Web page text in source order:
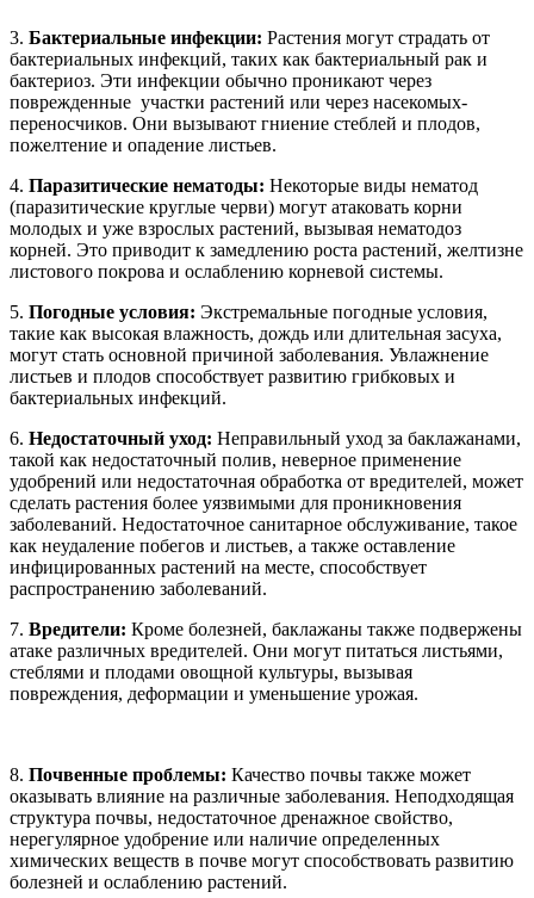
3. Бактериальные инфекции: Растения могут страдать от
бактериальных инфекций, таких как бактериальный рак и
бактериоз. Эти инфекции обычно проникают через
поврежденные участки растений или через насекомых-
переносчиков. Они вызывают гниение стеблей и плодов,
пожелтение и опадение листьев.
4. Паразитические нематоды: Некоторые виды нематод
(паразитические круглые черви) могут атаковать корни
молодых и уже взрослых растений, вызывая нематодоз
корней. Это приводит к замедлению роста растений, желтизне
листового покрова и ослаблению корневой системы.
5. Погодные условия: Экстремальные погодные условия,
такие как высокая влажность, дождь или длительная засуха,
могут стать основной причиной заболевания. Увлажнение
листьев и плодов способствует развитию грибковых и
бактериальных инфекций.
6. Недостаточный уход: Неправильный уход за баклажанами,
такой как недостаточный полив, неверное применение
удобрений или недостаточная обработка от вредителей, может
сделать растения более уязвимыми для проникновения
заболеваний. Недостаточное санитарное обслуживание, такое
как неудаление побегов и листьев, а также оставление
инфицированных растений на месте, способствует
распространению заболеваний.
7. Вредители: Кроме болезней, баклажаны также подвержены
атаке различных вредителей. Они могут питаться листьями,
стеблями и плодами овощной культуры, вызывая
повреждения, деформации и уменьшение урожая.
8. Почвенные проблемы: Качество почвы также может
оказывать влияние на различные заболевания. Неподходящая
структура почвы, недостаточное дренажное свойство,
нерегулярное удобрение или наличие определенных
химических веществ в почве могут способствовать развитию
болезней и ослаблению растений.